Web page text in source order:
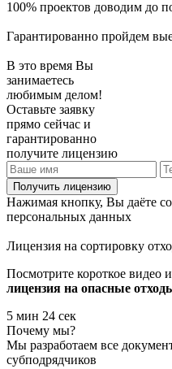
100% проектов доводим до
Гарантированно пройдем
В это время Вы
занимаетесь
любимым делом!
Оставьте заявку
прямо сейчас и
гарантированно
получите лицензию
Получить лицензию
Нажимая кнопку, Вы даёте
персональных данных
Лицензия на сортировку
Посмотрите короткое видео
лицензия на опасные
5 мин 24 сек
Почему мы?
Мы разработаем все
субподрядчиков